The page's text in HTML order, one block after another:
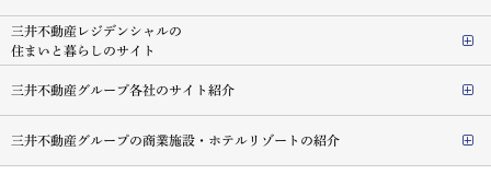
三井不動産レジデンシャルの
住まいと暮らしのサイト
三井不動産グループ各社のサイト紹介
三井不動産グループの商業施設・ホテルリゾートの紹介